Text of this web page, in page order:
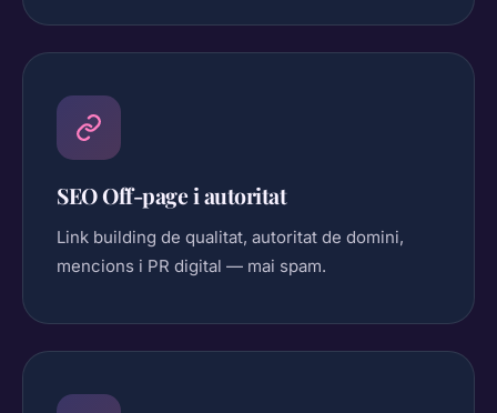
SEO Off-page i autoritat
Link building de qualitat, autoritat de domini,
mencions i PR digital — mai spam.